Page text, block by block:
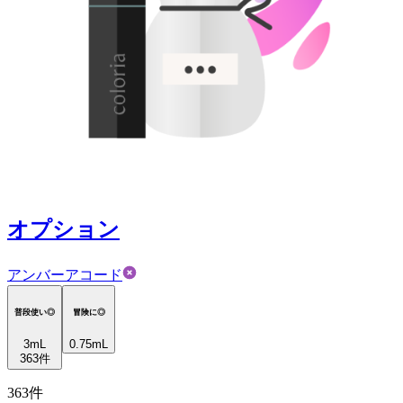
オプション
アンバーアコード
普段使い◎
3mL
363件
冒険に◎
0.75mL
363件